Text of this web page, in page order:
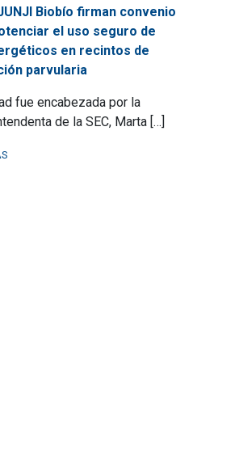
Biobío firman convenio
el uso seguro de
en recintos de
parvularia
fue encabezada por la
de la SEC, Marta […]